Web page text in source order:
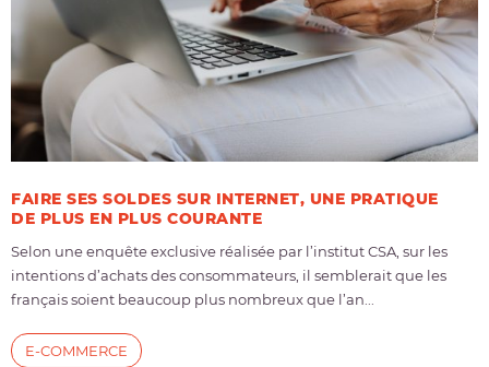
FAIRE SES SOLDES SUR INTERNET, UNE PRATIQUE
DE PLUS EN PLUS COURANTE
Selon une enquête exclusive réalisée par l’institut CSA, sur les
intentions d’achats des consommateurs, il semblerait que les
français soient beaucoup plus nombreux que l’an...
E-COMMERCE